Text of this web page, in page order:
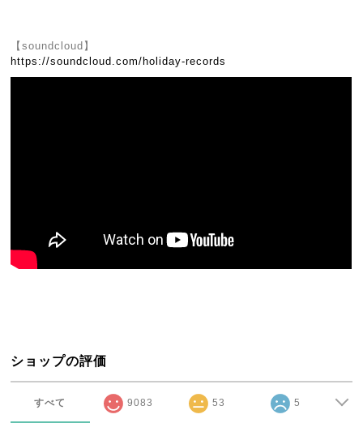
【soundcloud】
https://soundcloud.com/holiday-records
ショップの評価
すべて 9083 53 5